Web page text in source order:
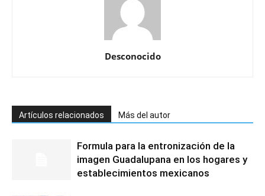
Desconocido
Artículos relacionados Más del autor
Formula para la entronización de la
imagen Guadalupana en los hogares y
establecimientos mexicanos